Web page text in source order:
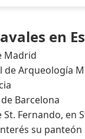
en
Madrid
de Arqueología
Barcelona
St. Fernando, en
su